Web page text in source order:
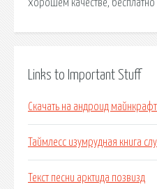
хорошем качестве, бесплатно
Links to Important Stuff
Скачать на андроид
Таймлесс изумрудная книга
Текст песни арктида позвизд